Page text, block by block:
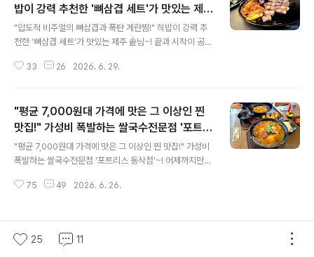
밥이 강력 추천한 '뼈삼겹 세트'가 맛있는 제주
솥님~!
"압도적 비주얼의 뼈삼겹과 폭탄 계란찜!" 히밥이 강력 추
천한 '뼈삼겹 세트'가 맛있는 제주 솥님~! 끝과 시작이 공존
를 보니 어느새 여름이네요. 지나 주말에는 고기 마니아라
주 솥님’입니다! 첫 방문 이후, 크리에이터 히밥이 다녀간것
같군요. 괜히 더 기대가 상승했습니다. 금요일 저녁시간에
방문했는데, 웨이팅이 있어 대기해야 했습니다. 외관에서
부터 “손님을 위한 손님이 되겠습니다”라는 문구와 함께
깔끔하고 세련된 블랙 톤의 인테리어가 눈길을 사로잡았는
데요. 제주솥님 지제본점 제주솥님 지제본점 경기 평택시
33 26 2026. 6. 29.
"평균 7,000원대 가격에 맛은 그 이상인 찐
맛집!" 가성비 폭발하는 쌀국수전문점 '포트리
스 동삭점'~!
"평균 7,000원대 가격에 맛은 그 이상인 찐 맛집!" 가성비
폭발하는 쌀국수전문점 '포트리스 동삭점'~! 어제까지만
은 언제 그랬냐는 듯 뭉게구름이 둥실 떠 있고 파란 하늘이
을 먹으며 기분 전환을 해줘야겠죠? 어제는 가성비와 맛을
동시에 잡은 쌀국수 전문점, 포트리스 쌀국수 동삭점을 다
75 49 2026. 6. 26.
이 블로그 인기글
25 11